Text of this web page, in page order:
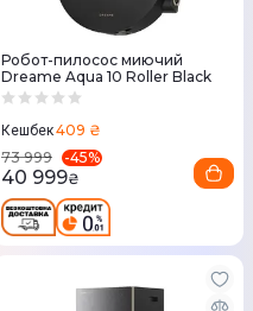
Робот-пилосос миючий
Dreame Aqua 10 Roller Black
Кешбек409 ₴
73 999
-45%
40 999₴